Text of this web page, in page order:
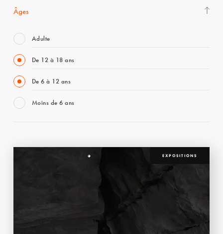
Âges
Adulte
De 12 à 18 ans
De 6 à 12 ans
Moins de 6 ans
EXPOSITIONS